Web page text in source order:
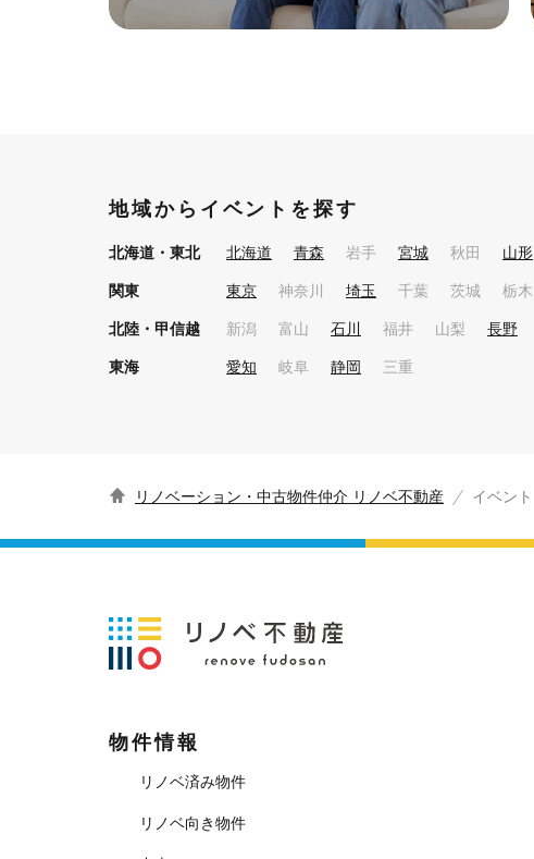
地域からイベントを探す
北海道・東北 北海道 青森 岩手 宮城 秋田 山形
関東 東京 神奈川 埼玉 千葉 茨城 栃木
北陸・甲信越 新潟 富山 石川 福井 山梨 長野
東海 愛知 岐阜 静岡 三重
リノベーション・中古物件仲介 リノベ不動産 イベント
物件情報
リノベ済み物件
リノベ向き物件